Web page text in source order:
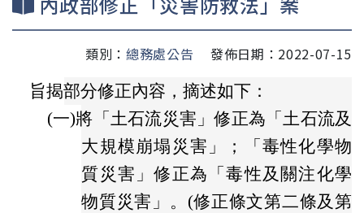
類別： 總務處公告
發佈日期：2022-07-15
旨揭部分修正內容，摘述如下：
(一)將「土石流災害」修正為「土石流及
大規模崩塌災害」；「毒性化學物
質災害」修正為「毒性及關注化學
物質災害」。(修正條文第二條及第